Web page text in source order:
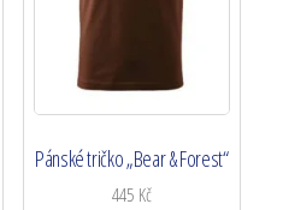
Pánské tričko „Bear & Forest“
445 Kč